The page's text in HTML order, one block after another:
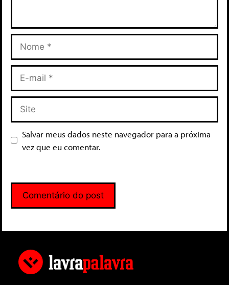
Salvar meus dados neste navegador para a próxima
vez que eu comentar.